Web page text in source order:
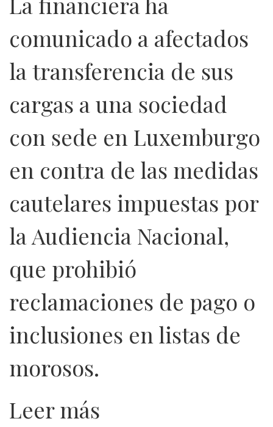
comunicado a afectados
la transferencia de sus
cargas a una sociedad
con sede en Luxemburgo
en contra de las medidas
cautelares impuestas por
la Audiencia Nacional,
que prohibió
reclamaciones de pago o
inclusiones en listas de
morosos.
Leer más